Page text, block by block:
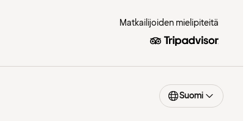
Matkailijoiden mielipiteitä
Suomi